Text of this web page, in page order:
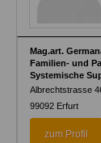
Mag.art.
Familien- und
Systemische
Albrechtstrasse
99092 Erfurt
zum Profil